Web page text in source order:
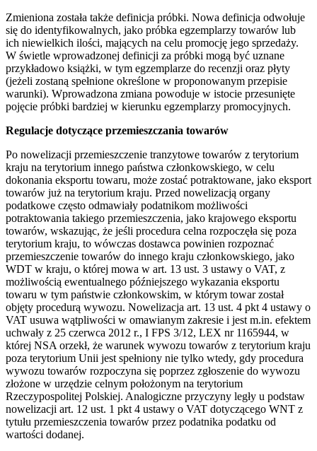
Zmieniona została także definicja próbki. Nowa definicja odwołuje
się do identyfikowalnych, jako próbka egzemplarzy towarów lub
ich niewielkich ilości, mających na celu promocję jego sprzedaży.
W świetle wprowadzonej definicji za próbki mogą być uznane
przykładowo książki, w tym egzemplarze do recenzji oraz płyty
(jeżeli zostaną spełnione określone w proponowanym przepisie
warunki). Wprowadzona zmiana powoduje w istocie przesunięte
pojęcie próbki bardziej w kierunku egzemplarzy promocyjnych.
Regulacje dotyczące przemieszczania towarów
Po nowelizacji przemieszczenie tranzytowe towarów z terytorium
kraju na terytorium innego państwa członkowskiego, w celu
dokonania eksportu towaru, może zostać potraktowane, jako eksport
towarów już na terytorium kraju. Przed nowelizacją organy
podatkowe często odmawiały podatnikom możliwości
potraktowania takiego przemieszczenia, jako krajowego eksportu
towarów, wskazując, że jeśli procedura celna rozpoczęła się poza
terytorium kraju, to wówczas dostawca powinien rozpoznać
przemieszczenie towarów do innego kraju członkowskiego, jako
WDT w kraju, o której mowa w art. 13 ust. 3 ustawy o VAT, z
możliwością ewentualnego późniejszego wykazania eksportu
towaru w tym państwie członkowskim, w którym towar został
objęty procedurą wywozu. Nowelizacja art. 13 ust. 4 pkt 4 ustawy o
VAT usuwa wątpliwości w omawianym zakresie i jest m.in. efektem
uchwały z 25 czerwca 2012 r., I FPS 3/12, LEX nr 1165944, w
której NSA orzekł, że warunek wywozu towarów z terytorium kraju
poza terytorium Unii jest spełniony nie tylko wtedy, gdy procedura
wywozu towarów rozpoczyna się poprzez zgłoszenie do wywozu
złożone w urzędzie celnym położonym na terytorium
Rzeczypospolitej Polskiej. Analogiczne przyczyny legły u podstaw
nowelizacji art. 12 ust. 1 pkt 4 ustawy o VAT dotyczącego WNT z
tytułu przemieszczenia towarów przez podatnika podatku od
wartości dodanej.